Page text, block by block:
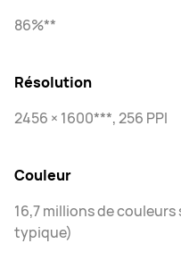
86%**
Résolution
2456 × 1600***, 256 PPI
Couleur
16,7 millions de couleurs
typique)